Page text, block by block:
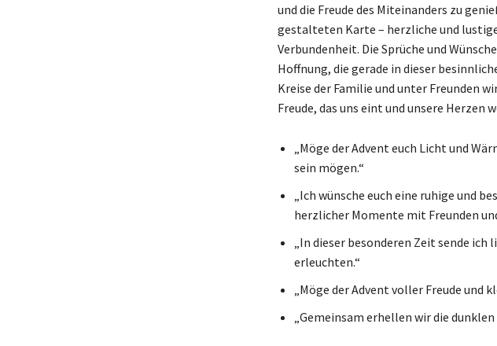
und die Freude des Miteinanders zu
gestalteten Karte – herzliche und
Verbundenheit. Die Sprüche und
Hoffnung, die gerade in dieser
Kreise der Familie und unter Freunden
Freude, das uns eint und unsere Herzen
„Möge der Advent euch Licht und
sein mögen.“
„Ich wünsche euch eine ruhige und
herzlicher Momente mit Freunden
„In dieser besonderen Zeit sende
erleuchten.“
„Möge der Advent voller Freude und
„Gemeinsam erhellen wir die